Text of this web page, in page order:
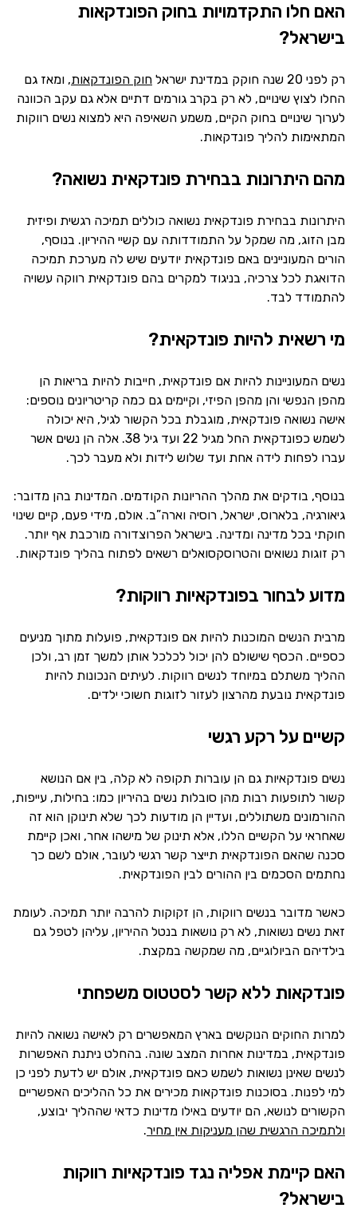
האם חלו התקדמויות בחוק הפונדקאות
בישראל?
רק לפני 20 שנה חוקק במדינת ישראל חוק הפונדקאות, ומאז גם
החלו לצוץ שינויים, לא רק בקרב גורמים דתיים אלא גם עקב הכוונה
לערוך שינויים בחוק הקיים, משמע השאיפה היא למצוא נשים רווקות
המתאימות להליך פונדקאות.
מהם היתרונות בבחירת פונדקאית נשואה?
היתרונות בבחירת פונדקאית נשואה כוללים תמיכה רגשית ופיזית
מבן הזוג, מה שמקל על התמודדותה עם קשיי ההיריון. בנוסף,
הורים המעוניינים באם פונדקאית יודעים שיש לה מערכת תמיכה
הדואגת לכל צרכיה, בניגוד למקרים בהם פונדקאית רווקה עשויה
להתמודד לבד.
מי רשאית להיות פונדקאית?
נשים המעוניינות להיות אם פונדקאית, חייבות להיות בריאות הן
מהפן הנפשי והן מהפן הפיזי, וקיימים גם כמה קריטריונים נוספים:
אישה נשואה פונדקאית, מוגבלת בכל הקשור לגיל, היא יכולה
לשמש כפונדקאית החל מגיל 22 ועד גיל 38. אלה הן נשים אשר
עברו לפחות לידה אחת ועד שלוש לידות ולא מעבר לכך.
בנוסף, בודקים את מהלך ההריונות הקודמים. המדינות בהן מדובר:
גיאורגיה, בלארוס, ישראל, רוסיה וארה”ב. אולם, מידי פעם, קיים שינוי
חוקתי בכל מדינה ומדינה. בישראל הפרוצדורה מורכבת אף יותר.
רק זוגות נשואים והטרוסקסואלים רשאים לפתוח בהליך פונדקאות.
מדוע לבחור בפונדקאיות רווקות?
מרבית הנשים המוכנות להיות אם פונדקאית, פועלות מתוך מניעים
כספיים. הכסף שישולם להן יכול לכלכל אותן למשך זמן רב, ולכן
ההליך משתלם במיוחד לנשים רווקות. לעיתים הנכונות להיות
פונדקאית נובעת מהרצון לעזור לזוגות חשוכי ילדים.
קשיים על רקע רגשי
נשים פונדקאיות גם הן עוברות תקופה לא קלה, בין אם הנושא
קשור לתופעות רבות מהן סובלות נשים בהיריון כמו: בחילות, עייפות,
ההורמונים משתוללים, ועדיין הן מודעות לכך שלא תינוקן הוא זה
שאחראי על הקשיים הללו, אלא תינוק של מישהו אחר, ואכן קיימת
סכנה שהאם הפונדקאית תייצר קשר רגשי לעובר, אולם לשם כך
נחתמים הסכמים בין ההורים לבין הפונדקאית.
כאשר מדובר בנשים רווקות, הן זקוקות להרבה יותר תמיכה. לעומת
זאת נשים נשואות, לא רק נושאות בנטל ההיריון, עליהן לטפל גם
בילדיהם הביולוגיים, מה שמקשה במקצת.
פונדקאות ללא קשר לסטטוס משפחתי
למרות החוקים הנוקשים בארץ המאפשרים רק לאישה נשואה להיות
פונדקאית, במדינות אחרות המצב שונה. בהחלט ניתנת האפשרות
לנשים שאינן נשואות לשמש כאם פונדקאית, אולם יש לדעת לפני כן
למי לפנות. בסוכנות פונדקאות מכירים את כל ההליכים האפשריים
הקשורים לנושא, הם יודעים באילו מדינות כדאי שההליך יבוצע,
ולתמיכה הרגשית שהן מעניקות אין מחיר.
האם קיימת אפליה נגד פונדקאיות רווקות
בישראל?